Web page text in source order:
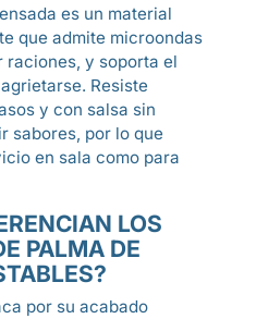
es un material
que admite microondas
y soporta el
Resiste
y con salsa sin
sabores, por lo que
en sala como para
LOS
PALMA DE
por su acabado